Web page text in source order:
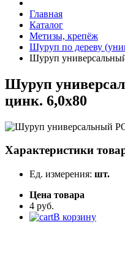
Главная
Каталог
Метизы, крепёж
Шуруп по дереву
Шуруп
Шуруп
цинк. 6,0х80
Характеристики
Ед. измерения: шт.
Цена товара
4 руб.
В корзину